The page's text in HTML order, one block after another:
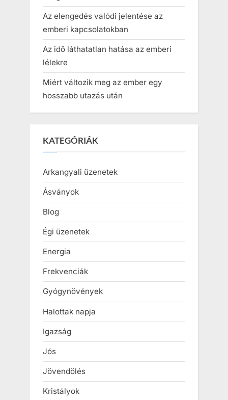
Az elengedés valódi jelentése az
emberi kapcsolatokban
Az idő láthatatlan hatása az emberi
lélekre
Miért változik meg az ember egy
hosszabb utazás után
KATEGÓRIÁK
Arkangyali üzenetek
Ásványok
Blog
Égi üzenetek
Energia
Frekvenciák
Gyógynövények
Halottak napja
Igazság
Jós
Jövendölés
Kristályok